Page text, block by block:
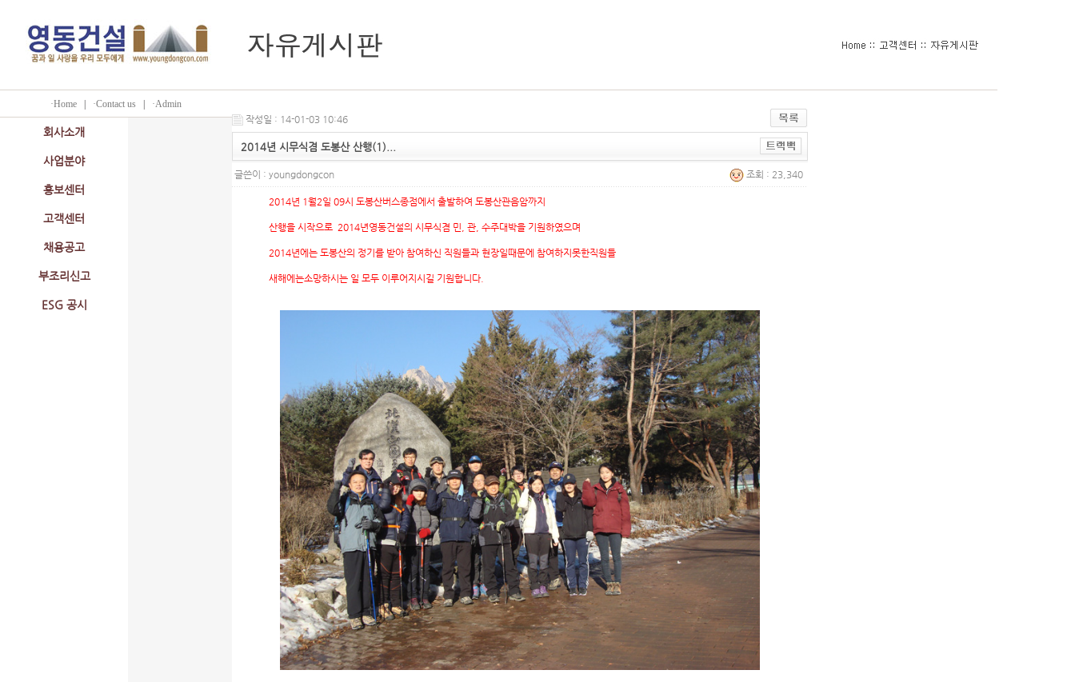
·Home ·Contact us ·Admin
회사소개
사업분야
홍보센터
고객센터
채용공고
부조리신고
ESG 공시
작성일 : 14-01-03 10:46
2014년 시무식겸 도봉산 산행(1)...
글쓴이 : youngdongcon 조회 : 23,340
2014년 1월2일 09시 도봉산버스종점에서 출발하여 도봉산관음암까지
산행을 시작으로 2014년영동건설의 시무식겸 민, 관, 수주대박을 기원하였으며
2014년에는 도봉산의 정기를 받아 참여하신 직원들과 현장일때문에 참여하지못한직원들
새해에는소망하시는 일 모두 이루어지시길 기원합니다.